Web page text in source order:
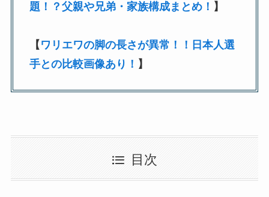
題！？父親や兄弟・家族構成まとめ！ 】
【 ワリエワの脚の長さが異常！！日本人選
手との比較画像あり！ 】
目次